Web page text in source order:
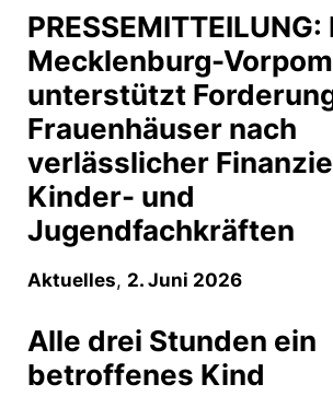
PRESSEMITTEILUNG:
Mecklenburg-
unterstützt
Frauenhäuser nach
verlässlicher
Kinder- und
Jugendfachkräften
Aktuelles, 2. Juni 2026
Alle drei Stunden ein
betroffenes Kind